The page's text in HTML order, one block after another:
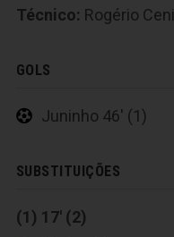
Técnico: Rogério Ceni
GOLS
Juninho 46' (1)
SUBSTITUIÇÕES
(1) 17' (2)